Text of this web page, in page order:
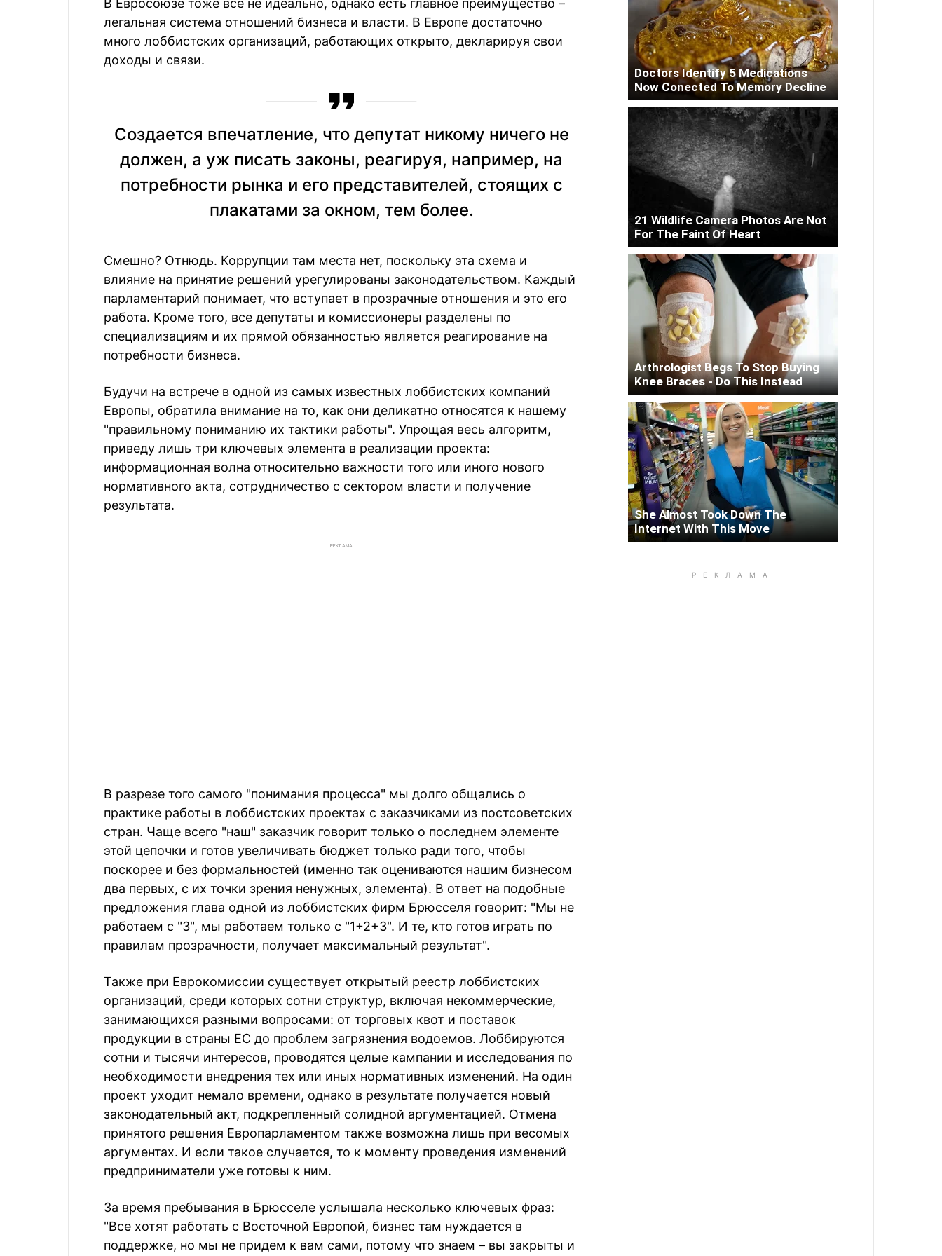
В Евросоюзе тоже все не идеально, однако есть главное преимущество –
легальная система отношений бизнеса и власти. В Европе достаточно
много лоббистских организаций, работающих открыто, декларируя свои
доходы и связи.
Создается впечатление, что депутат никому ничего не
должен, а уж писать законы, реагируя, например, на
потребности рынка и его представителей, стоящих с
плакатами за окном, тем более.
Смешно? Отнюдь. Коррупции там места нет, поскольку эта схема и
влияние на принятие решений урегулированы законодательством. Каждый
парламентарий понимает, что вступает в прозрачные отношения и это его
работа. Кроме того, все депутаты и комиссионеры разделены по
специализациям и их прямой обязанностью является реагирование на
потребности бизнеса.
Будучи на встрече в одной из самых известных лоббистских компаний
Европы, обратила внимание на то, как они деликатно относятся к нашему
"правильному пониманию их тактики работы". Упрощая весь алгоритм,
приведу лишь три ключевых элемента в реализации проекта:
информационная волна относительно важности того или иного нового
нормативного акта, сотрудничество с сектором власти и получение
результата.
РЕКЛАМА
В разрезе того самого "понимания процесса" мы долго общались о
практике работы в лоббистских проектах с заказчиками из постсоветских
стран. Чаще всего "наш" заказчик говорит только о последнем элементе
этой цепочки и готов увеличивать бюджет только ради того, чтобы
поскорее и без формальностей (именно так оцениваются нашим бизнесом
два первых, с их точки зрения ненужных, элемента). В ответ на подобные
предложения глава одной из лоббистских фирм Брюсселя говорит: "Мы не
работаем с "3", мы работаем только с "1+2+3". И те, кто готов играть по
правилам прозрачности, получает максимальный результат".
Также при Еврокомиссии существует открытый реестр лоббистских
организаций, среди которых сотни структур, включая некоммерческие,
занимающихся разными вопросами: от торговых квот и поставок
продукции в страны ЕС до проблем загрязнения водоемов. Лоббируются
сотни и тысячи интересов, проводятся целые кампании и исследования по
необходимости внедрения тех или иных нормативных изменений. На один
проект уходит немало времени, однако в результате получается новый
законодательный акт, подкрепленный солидной аргументацией. Отмена
принятого решения Европарламентом также возможна лишь при весомых
аргументах. И если такое случается, то к моменту проведения изменений
предприниматели уже готовы к ним.
За время пребывания в Брюсселе услышала несколько ключевых фраз:
"Все хотят работать с Восточной Европой, бизнес там нуждается в
поддержке, но мы не придем к вам сами, потому что знаем – вы закрыты и